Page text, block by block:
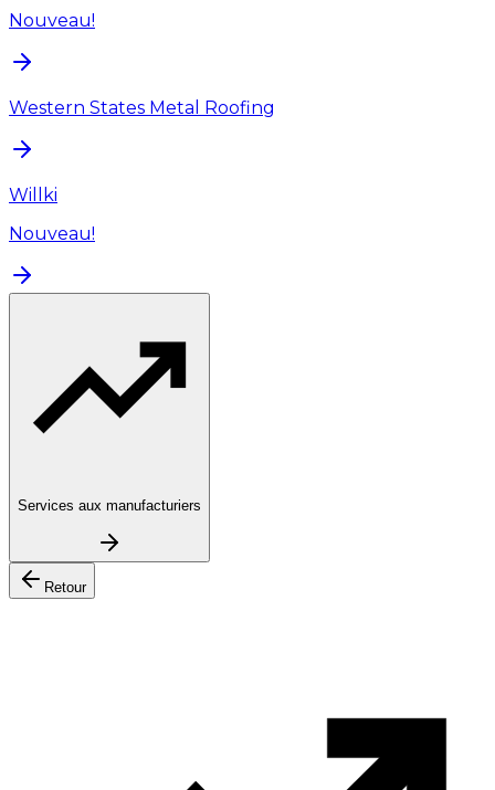
Nouveau!
Western States Metal Roofing
Willki
Nouveau!
Services aux manufacturiers
Retour